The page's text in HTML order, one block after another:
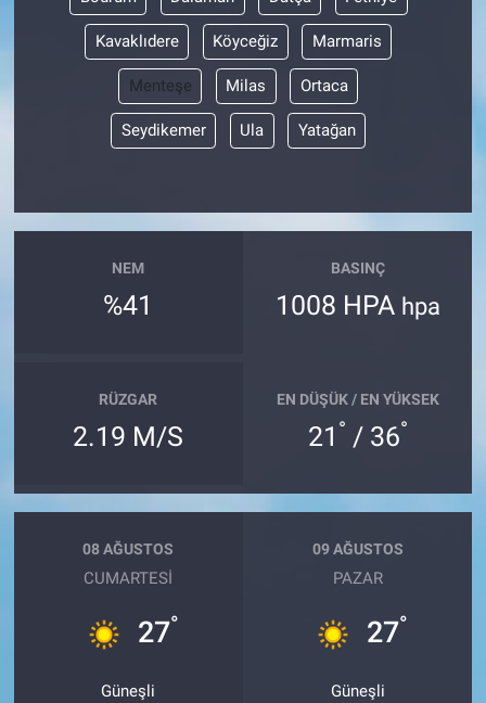
Kavaklıdere Köyceğiz Marmaris
Menteşe Milas Ortaca
Seydikemer Ula Yatağan
NEM
%41
BASINÇ
1008 HPA hpa
RÜZGAR
2.19 M/S
EN DÜŞÜK / EN YÜKSEK
21 ° / 36°
08 AĞUSTOS
CUMARTESI
27°
Güneşli
09 AĞUSTOS
PAZAR
27°
Güneşli